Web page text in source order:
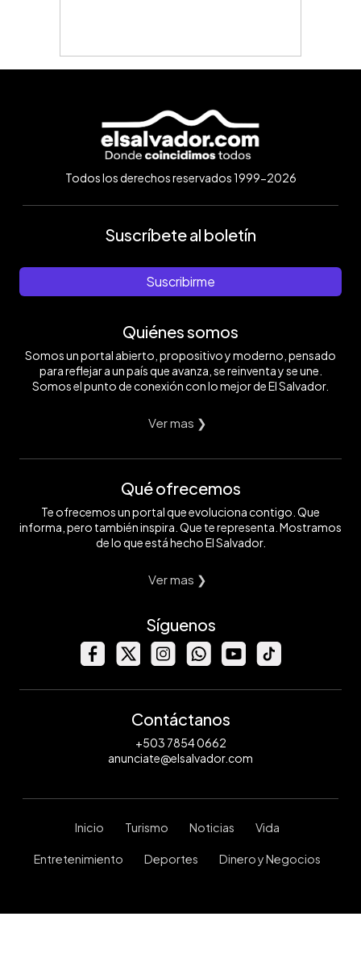
Todos los derechos reservados 1999-2026
Suscríbete al boletín
Suscribirme
Quiénes somos
Somos un portal abierto, propositivo y moderno, pensado
para reflejar a un país que avanza, se reinventa y se une.
Somos el punto de conexión con lo mejor de El Salvador.
Ver mas ❯
Qué ofrecemos
Te ofrecemos un portal que evoluciona contigo. Que
informa, pero también inspira. Que te representa. Mostramos
de lo que está hecho El Salvador.
Ver mas ❯
Síguenos
Contáctanos
+503 7854 0662
anunciate@elsalvador.com
Inicio Turismo Noticias Vida
Entretenimiento Deportes Dinero y Negocios